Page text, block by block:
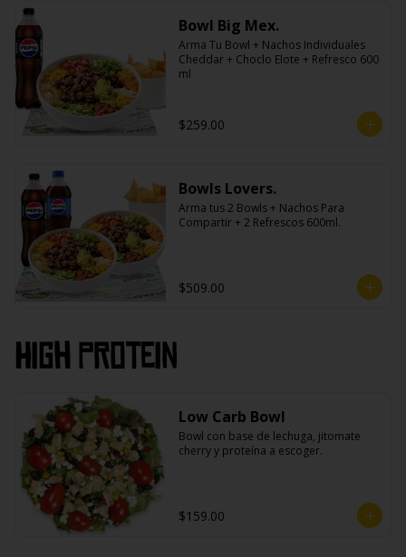
Bowl Big Mex.
Arma Tu Bowl + Nachos Individuales
Cheddar + Choclo Elote + Refresco 600
ml
$259.00
Bowls Lovers.
Arma tus 2 Bowls + Nachos Para
Compartir + 2 Refrescos 600ml.
$509.00
High PROtein
Low Carb Bowl
Bowl con base de lechuga, jitomate
cherry y proteína a escoger.
$159.00